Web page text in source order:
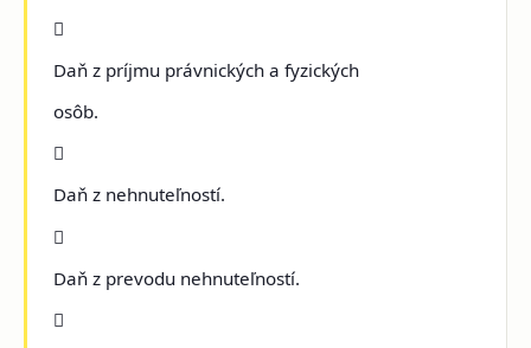

Daň z príjmu právnických a fyzických
osôb.

Daň z nehnuteľností.

Daň z prevodu nehnuteľností.
